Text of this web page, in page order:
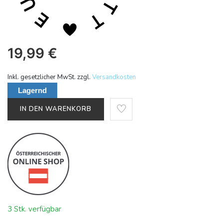
19,99 €
Inkl. gesetzlicher MwSt. zzgl. Versandkosten
Lagernd
IN DEN WARENKORB
3 Stk. verfügbar